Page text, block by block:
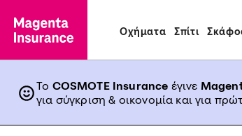
Οχήματα Σπίτι
Το COSMOTE Insurance έγινε
για σύγκριση & οικονομία και για